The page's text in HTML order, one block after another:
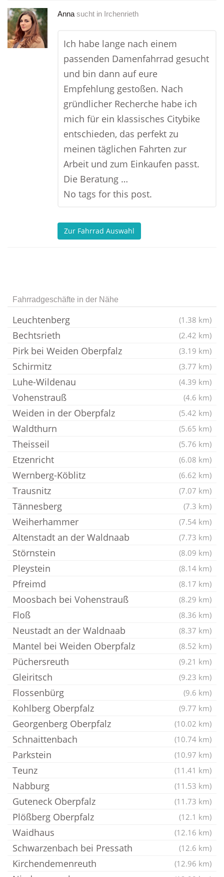
Anna sucht in Irchenrieth
Ich habe lange nach einem
passenden Damenfahrrad gesucht
und bin dann auf eure
Empfehlung gestoßen. Nach
gründlicher Recherche habe ich
mich für ein klassisches Citybike
entschieden, das perfekt zu
meinen täglichen Fahrten zur
Arbeit und zum Einkaufen passt.
Die Beratung …
No tags for this post.
Zur Fahrrad Auswahl
Fahrradgeschäfte in der Nähe
Leuchtenberg (1.38 km)
Bechtsrieth (2.42 km)
Pirk bei Weiden Oberpfalz (3.19 km)
Schirmitz (3.77 km)
Luhe-Wildenau (4.39 km)
Vohenstrauß (4.6 km)
Weiden in der Oberpfalz (5.42 km)
Waldthurn (5.65 km)
Theisseil (5.76 km)
Etzenricht (6.08 km)
Wernberg-Köblitz (6.62 km)
Trausnitz (7.07 km)
Tännesberg (7.3 km)
Weiherhammer (7.54 km)
Altenstadt an der Waldnaab (7.73 km)
Störnstein (8.09 km)
Pleystein (8.14 km)
Pfreimd (8.17 km)
Moosbach bei Vohenstrauß (8.29 km)
Floß (8.36 km)
Neustadt an der Waldnaab (8.37 km)
Mantel bei Weiden Oberpfalz (8.52 km)
Püchersreuth (9.21 km)
Gleiritsch (9.23 km)
Flossenbürg (9.6 km)
Kohlberg Oberpfalz (9.77 km)
Georgenberg Oberpfalz (10.02 km)
Schnaittenbach (10.74 km)
Parkstein (10.97 km)
Teunz (11.41 km)
Nabburg (11.53 km)
Guteneck Oberpfalz (11.73 km)
Plößberg Oberpfalz (12.1 km)
Waidhaus (12.16 km)
Schwarzenbach bei Pressath (12.6 km)
Kirchendemenreuth (12.96 km)